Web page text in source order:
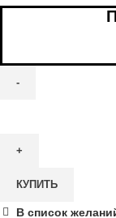
Yodometics
маска
Лифтинг
КУПИТЬ
В список